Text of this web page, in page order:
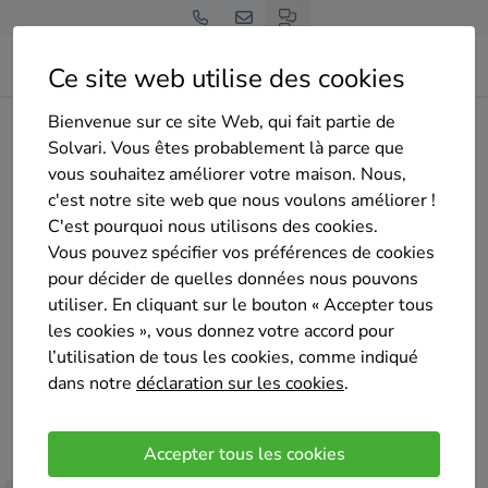
Ce site web utilise des cookies
Bienvenue sur ce site Web, qui fait partie de
Solvari. Vous êtes probablement là parce que
vous souhaitez améliorer votre maison. Nous,
c'est notre site web que nous voulons améliorer !
C'est pourquoi nous utilisons des cookies.
Vous pouvez spécifier vos préférences de cookies
pour décider de quelles données nous pouvons
utiliser. En cliquant sur le bouton « Accepter tous
les cookies », vous donnez votre accord pour
l’utilisation de tous les cookies, comme indiqué
dans notre déclaration sur les cookies.
Accepter tous les cookies
Home Panneaux solaires Namur Philippeville ESI Solar
ESI Solar
Pas encore d'évaluation
Philippeville
La transition énergétique réduira, à terme, la
dépendance de nos économies aux énergies
fossiles. L’installation d’un système photovoltaïque